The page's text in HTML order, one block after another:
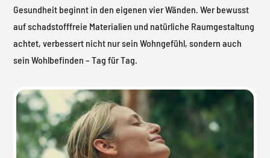
Gesundheit beginnt in den eigenen vier Wänden. Wer bewusst
auf schadstofffreie Materialien und natürliche Raumgestaltung
achtet, verbessert nicht nur sein Wohngefühl, sondern auch
sein Wohlbefinden – Tag für Tag.